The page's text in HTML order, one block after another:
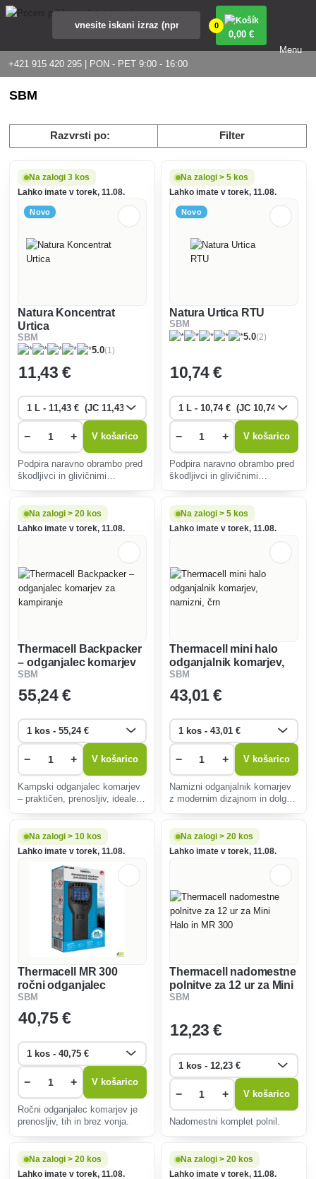
+421 915 420 295 | PON - PET 9:00 - 16:00
0
0,00 €
Menu
SBM
Razvrsti po: Filter
Na zalogi 3 kos
Lahko imate v torek, 11.08.
Novo
Natura Koncentrat
Urtica
SBM
5.0(1)
11,43 €
− + V košarico
Podpira naravno obrambo pred
škodljivci in glivičnimi
Na zalogi > 5 kos
Lahko imate v torek, 11.08.
Novo
Natura Urtica RTU
SBM
5.0(2)
10,74 €
− + V košarico
Podpira naravno obrambo pred
škodljivci in glivičnimi
po redčenju.
Na zalogi > 20 kos
Lahko imate v torek, 11.08.
Thermacell Backpacker
– odganjalec komarjev
za kampiranje
SBM
55,24 €
− + V košarico
Kampski odganjalec komarjev
– praktičen, prenosljiv, idealen
Na zalogi > 5 kos
Lahko imate v torek, 11.08.
Thermacell mini halo
odganjalnik komarjev,
namizni, črn
SBM
43,01 €
− + V košarico
Namizni odganjalnik komarjev
z modernim dizajnom in dolgo
Na zalogi > 10 kos
Lahko imate v torek, 11.08.
Thermacell MR 300
ročni odganjalec
komarjev, črn
SBM
40,75 €
− + V košarico
Ročni odganjalec komarjev je
prenosljiv, tih in brez vonja.
Na zalogi > 20 kos
Lahko imate v torek, 11.08.
Thermacell nadomestne
polnitve za 12 ur za Mini
Halo in MR 300
SBM
12,23 €
− + V košarico
Nadomestni komplet polnil.
Na zalogi > 20 kos
Lahko imate v torek, 11.08.
Na zalogi > 20 kos
Lahko imate v torek, 11.08.